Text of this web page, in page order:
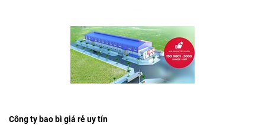
Công ty bao bì giá rẻ uy tín